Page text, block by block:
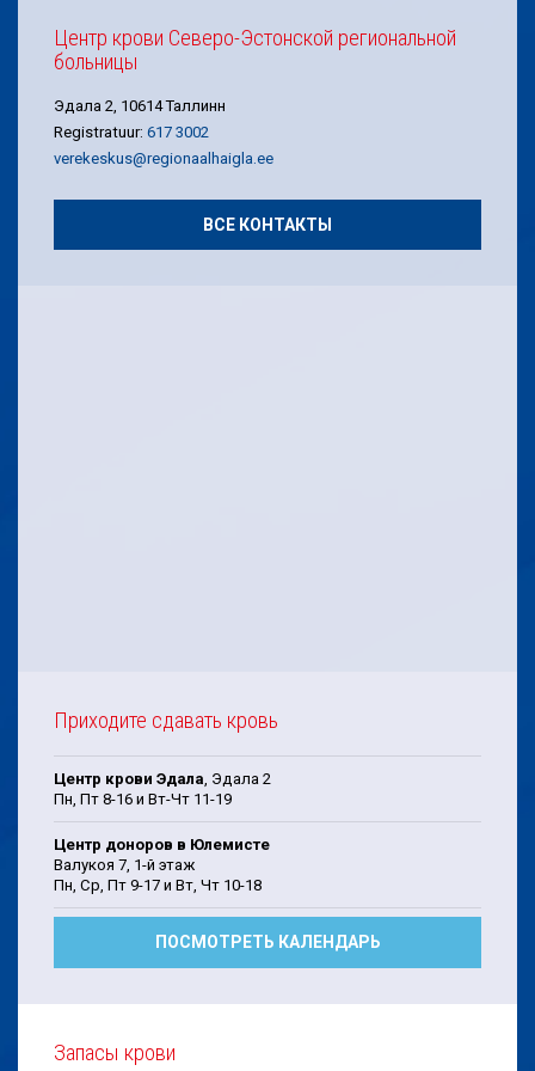
Центр крови Северо-Эстонской региональной
больницы
Эдала 2, 10614 Таллинн
Registratuur: 617 3002
verekeskus@regionaalhaigla.ee
ВСЕ КОНТАКТЫ
Приходите сдавать кровь
Центр крови Эдала, Эдала 2
Пн, Пт 8-16 и Вт-Чт 11-19
Центр доноров в Юлемисте
Валукоя 7, 1-й этаж
Пн, Cp, Пт 9-17 и Bт, Чт 10-18
ПОСМОТРЕТЬ КАЛЕНДАРЬ
Запасы крови